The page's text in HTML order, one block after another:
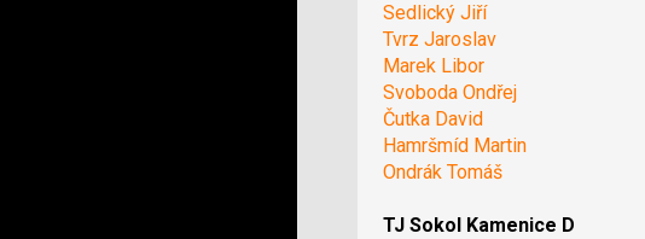
Sedlický Jiří
Tvrz Jaroslav
Marek Libor
Svoboda Ondřej
Čutka David
Hamršmíd Martin
Ondrák Tomáš
TJ Sokol Kamenice D